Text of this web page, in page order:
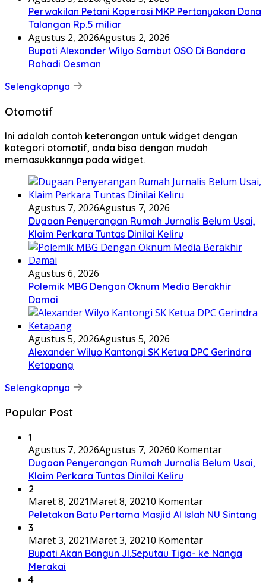
Perwakilan Petani Koperasi MKP Pertanyakan Dana
Talangan Rp.5 miliar
Agustus 2, 2026Agustus 2, 2026
Bupati Alexander Wilyo Sambut OSO Di Bandara
Rahadi Oesman
Selengkapnya
Otomotif
Ini adalah contoh keterangan untuk widget dengan
kategori otomotif, anda bisa dengan mudah
memasukkannya pada widget.
Agustus 7, 2026Agustus 7, 2026
Dugaan Penyerangan Rumah Jurnalis Belum Usai,
Klaim Perkara Tuntas Dinilai Keliru
Agustus 6, 2026
Polemik MBG Dengan Oknum Media Berakhir
Damai
Agustus 5, 2026Agustus 5, 2026
Alexander Wilyo Kantongi SK Ketua DPC Gerindra
Ketapang
Selengkapnya
Popular Post
1
Agustus 7, 2026Agustus 7, 20260 Komentar
Dugaan Penyerangan Rumah Jurnalis Belum Usai,
Klaim Perkara Tuntas Dinilai Keliru
2
Maret 8, 2021Maret 8, 20210 Komentar
Peletakan Batu Pertama Masjid Al Islah NU Sintang
3
Maret 3, 2021Maret 3, 20210 Komentar
Bupati Akan Bangun Jl.Seputau Tiga- ke Nanga
Merakai
4